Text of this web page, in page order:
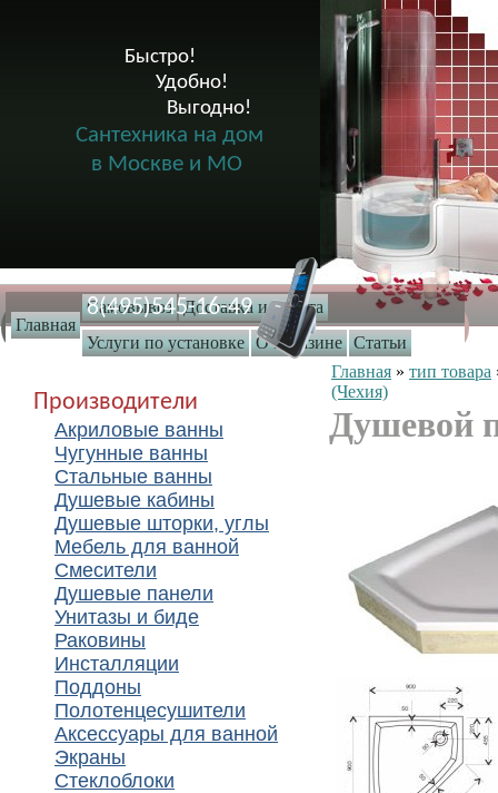
Главная
Самовывоз Доставка и оплата
Услуги по установке О магазине Статьи
Быстро!
              Удобно!
                      Выгодно!
Сантехника на дом
в Москве и МО
8(495)545-16-49
Производители
Акриловые ванны
Чугунные ванны
Стальные ванны
Душевые кабины
Душевые шторки, углы
Мебель для ванной
Смесители
Душевые панели
Унитазы и биде
Раковины
Инсталляции
Поддоны
Полотенцесушители
Аксессуары для ванной
Экраны
Стеклоблоки
Главная » тип товара
(Чехия)
Душевой